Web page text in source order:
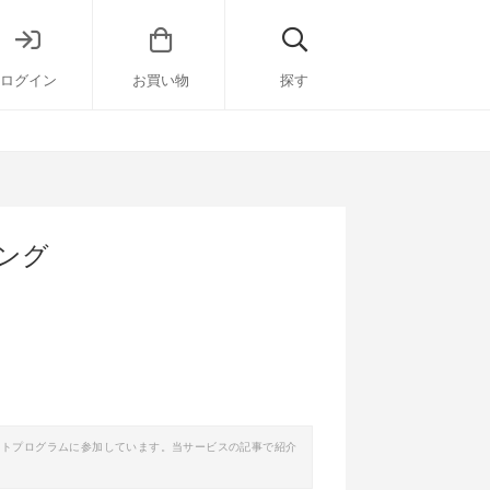
ログイン お買い物 探す
グ
プログラムに参加しています。当サービスの記事で紹介